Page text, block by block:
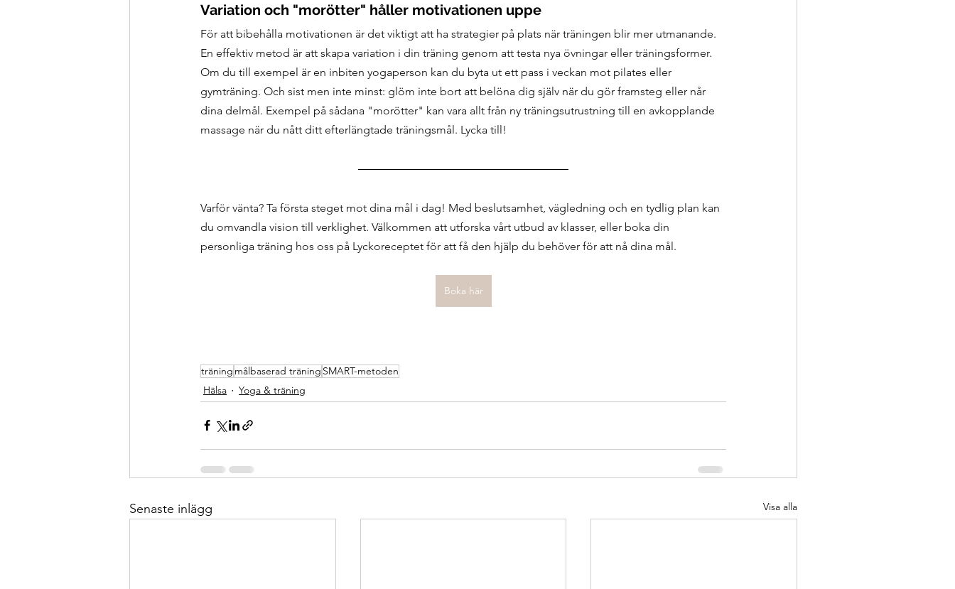
Variation och "morötter" håller motivationen uppe
För att bibehålla motivationen är det viktigt att ha strategier på plats när träningen blir mer utmanande.
En effektiv metod är att skapa variation i din träning genom att testa nya övningar eller träningsformer.
Om du till exempel är en inbiten yogaperson kan du byta ut ett pass i veckan mot pilates eller
gymträning. Och sist men inte minst: glöm inte bort att belöna dig själv när du gör framsteg eller når
dina delmål. Exempel på sådana "morötter" kan vara allt från ny träningsutrustning till en avkopplande
massage när du nått ditt efterlängtade träningsmål. Lycka till!
Varför vänta? Ta första steget mot dina mål i dag! Med beslutsamhet, vägledning och en tydlig plan kan
du omvandla vision till verklighet. Välkommen att utforska vårt utbud av klasser, eller boka din
personliga träning hos oss på Lyckoreceptet för att få den hjälp du behöver för att nå dina mål.
Boka här
träning målbaserad träning SMART-metoden
Hälsa
Yoga & träning
Senaste inlägg Visa alla